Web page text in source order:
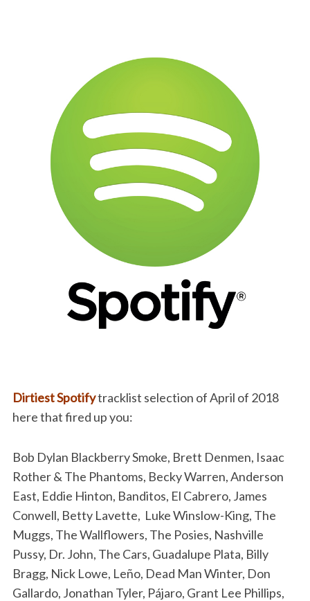
Dirtiest Spotifytracklist selection of April of 2018
here that fired up you:
Bob Dylan Blackberry Smoke, Brett Denmen, Isaac
Rother & The Phantoms, Becky Warren, Anderson
East, Eddie Hinton, Banditos, El Cabrero, James
Conwell, Betty Lavette, Luke Winslow-King, The
Muggs, The Wallflowers, The Posies, Nashville
Pussy, Dr. John, The Cars, Guadalupe Plata, Billy
Bragg, Nick Lowe, Leño, Dead Man Winter, Don
Gallardo, Jonathan Tyler, Pájaro, Grant Lee Phillips,